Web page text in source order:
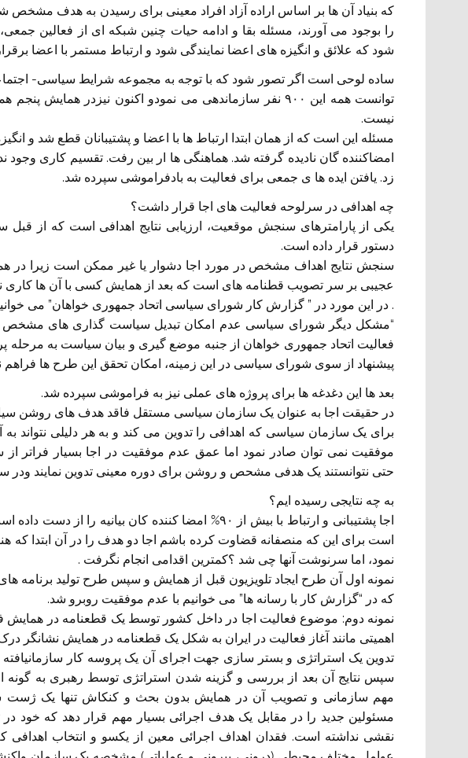
که بنیاد آن ها بر اساس اراده آزاد افراد معینی برای رسیدن به هدف
را بوجود می آورند، مسئله بقا و ادامه حیات چنین شبکه ای از فعالین
شود که علائق و انگیزه های اعضا نمایندگی شود و ارتباط مستمر با اعضا
ساده لوحی است اگر تصور شود که با توجه به مجموعه شرایط سیاسی-
نیست.
مسئله این است که از همان ابتدا ارتباط ها با اعضا و پشتیبانان قطع شد و
امضاکننده گان نادیده گرفته شد. هماهنگی ها ار بین رفت. تقسیم کاری
زد. یافتن ایده ها ی جمعی برای فعالیت به بادفراموشی سپرده شد.
چه اهدافی در سرلوحه فعالیت های اجا قرار داشت؟
یکی از پارامترهای سنجش موقعیت، ارزیابی نتایج اهدافی است که از
دستور قرار داده است.
سنجش نتایج اهداف مشخص در مورد اجا دشوار یا غیر ممکن است زیرا در
عجیبی بر سر تصویب قطنامه های است که بعد از همایش کسی با آن ها کاری
. در این مورد در ” گزارش کار شورای سیاسی اتحاد جمهوری خواهان” می
“مشکل دیگر شورای سیاسی عدم امکان تبدیل سیاست گذاری های مشخص
فعالیت اتحاد جمهوری خواهان از جنبه موضع گیری و بیان سیاست به مرحله
پیشنهاد از سوی شورای سیاسی در این زمینه، امکان تحقق این طرح ها فراهم
بعد ها این دغدغه ها برای پروژه های عملی نیز به فراموشی سپرده شد.
در حقیقت اجا به عنوان یک سازمان سیاسی مستقل فاقد هدف های روشن
برای یک سازمان سیاسی که اهدافی را تدوین می کند و به هر دلیلی نتواند
موفقیت نمی توان صادر نمود اما عمق عدم موفقیت در اجا بسیار فراتر از
حتی نتوانستند یک هدفی مشحص و روشن برای دوره معینی تدوین نمایند ودر
به چه نتایجی رسیده ایم؟
است برای این که منصفانه قضاوت کرده باشم اجا دو هدف را در آن ابتدا که
نمود، اما سرنوشت آنها چی شد ؟کمترین اقدامی انجام نگرفت .
نمونه اول آن طرح ایجاد تلویزیون قبل از همایش و سپس طرح تولید برنامه
که در “گزارش کار با رسانه ها” می خوانیم با عدم موفقیت روبرو شد.
نمونه دوم: موضوع فعالیت اجا در داخل کشور توسط یک قطعنامه در
اهمیتی مانند آغاز فعالیت در ایران به شکل یک قطعنامه در همایش نشانگر
تدوین یک استراتژی و بستر سازی جهت اجرای آن یک پروسه کار
سپس نتایج آن بعد از بررسی و گزینه شدن استراتژی توسط رهبری به
مهم سازمانی و تصویب آن در همایش بدون بحث و کنکاش تنها یک ژست
مسئولین جدید را در مقابل یک هدف اجرائی بسیار مهم قرار دهد که خود
نقشی نداشته است. فقدان اهداف اجرائی معین از یکسو و انتخاب اهدافی